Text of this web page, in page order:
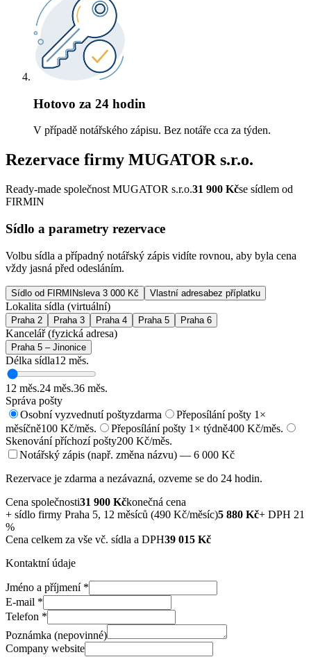
Hotovo za 24 hodin
V případě notářského zápisu. Bez notáře cca za týden.
Rezervace firmy MUGATOR s.r.o.
Ready-made společnost MUGATOR s.r.o.31 900 Kčse sídlem od
FIRMIN
Sídlo a parametry rezervace
Volbu sídla a případný notářský zápis vidíte rovnou, aby byla cena
vždy jasná před odesláním.
Sídlo od FIRMINsleva 3 000 Kč Vlastní adresabez příplatku
Lokalita sídla (virtuální)
Praha 2 Praha 3 Praha 4 Praha 5 Praha 6
Kancelář (fyzická adresa)
Praha 5 – Jinonice
Délka sídla12 měs.
12 měs.24 měs.36 měs.
Správa pošty
Osobní vyzvednutí poštyzdarma
Přeposílání pošty 1×
měsíčně100 Kč/měs. Přeposílání pošty 1× týdně400 Kč/měs.
Skenování příchozí pošty200 Kč/měs.
Notářský zápis (např. změna názvu) — 6 000 Kč
Rezervace je zdarma a nezávazná, ozveme se do 24 hodin.
Cena společnosti31 900 Kčkonečná cena
+ sídlo firmy Praha 5, 12 měsíců (490 Kč/měsíc)5 880 Kč+ DPH 21
%
Cena celkem za vše vč. sídla a DPH39 015 Kč
Kontaktní údaje
Jméno a příjmení*
E-mail *
Telefon *
Poznámka (nepovinné)
Company website